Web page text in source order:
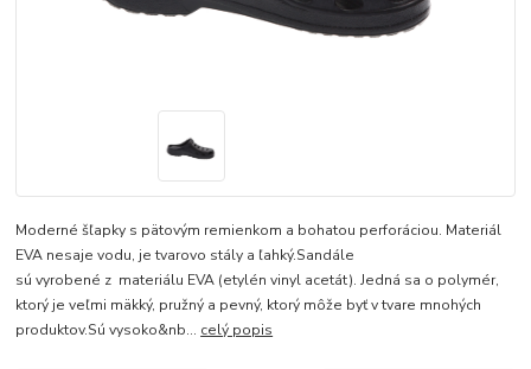
Moderné šľapky s pätovým remienkom a bohatou perforáciou. Materiál
EVA nesaje vodu, je tvarovo stály a ľahký.Sandále
sú vyrobené z materiálu EVA (etylén vinyl acetát). Jedná sa o polymér,
ktorý je veľmi mäkký, pružný a pevný, ktorý môže byť v tvare mnohých
produktov.Sú vysoko&nb... celý popis